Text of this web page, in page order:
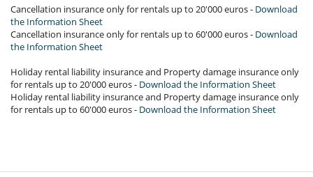
Cancellation insurance only for rentals up to 20'000 euros - Download
the Information Sheet
Cancellation insurance only for rentals up to 60'000 euros - Download
the Information Sheet
Holiday rental liability insurance and Property damage insurance only
for rentals up to 20'000 euros - Download the Information Sheet
Holiday rental liability insurance and Property damage insurance only
for rentals up to 60'000 euros - Download the Information Sheet